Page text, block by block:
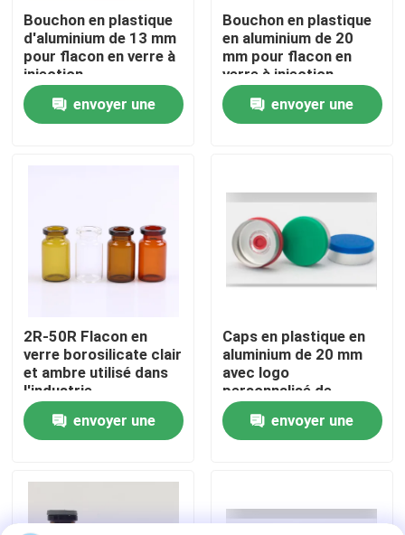
À la maison
Produits
À propos de nous
Contrôle de la qualité
Nouvelles
Blogs
fioles en verre tubulaires
Bouchon en plastique
d'aluminium de 13 mm
pour flacon en verre à
injection
envoyer une
Bouchon en plastique
en aluminium de 20
mm pour flacon en
verre à injection
envoyer une
2R-50R Flacon en
verre borosilicate clair
et ambre utilisé dans
l'industrie
pharmaceutique
envoyer une
Caps en plastique en
aluminium de 20 mm
avec logo
personnalisé de
couleur différente
envoyer une